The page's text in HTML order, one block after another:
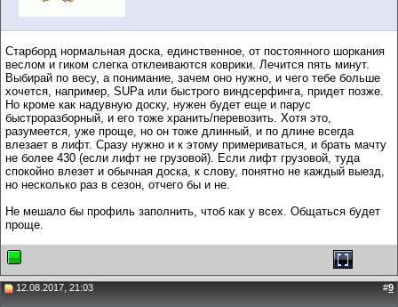
Старборд нормальная доска, единственное, от постоянного шоркания
веслом и гиком слегка отклеиваются коврики. Лечится пять минут.
Выбирай по весу, а понимание, зачем оно нужно, и чего тебе больше
хочется, например, SUPа или быстрого виндсерфинга, придет позже.
Но кроме как надувную доску, нужен будет еще и парус
быстроразборный, и его тоже хранить/перевозить. Хотя это,
разумеется, уже проще, но он тоже длинный, и по длине всегда
влезает в лифт. Сразу нужно и к этому примериваться, и брать мачту
не более 430 (если лифт не грузовой). Если лифт грузовой, туда
спокойно влезет и обычная доска, к слову, понятно не каждый выезд,
но несколько раз в сезон, отчего бы и не.
Не мешало бы профиль заполнить, чтоб как у всех. Общаться будет
проще.
12.08.2017, 21:03 #9